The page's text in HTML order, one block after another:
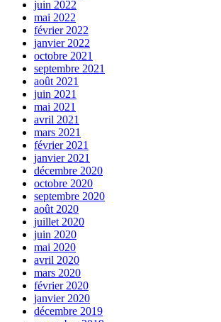
juin 2022
mai 2022
février 2022
janvier 2022
octobre 2021
septembre 2021
août 2021
juin 2021
mai 2021
avril 2021
mars 2021
février 2021
janvier 2021
décembre 2020
octobre 2020
septembre 2020
août 2020
juillet 2020
juin 2020
mai 2020
avril 2020
mars 2020
février 2020
janvier 2020
décembre 2019